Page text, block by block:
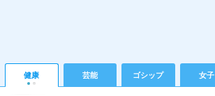
健康 芸能 ゴシップ 女子